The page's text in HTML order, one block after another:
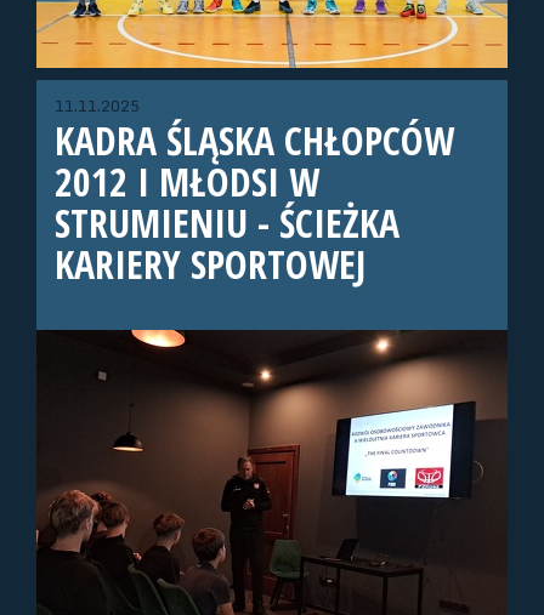
11.11.2025
KADRA ŚLĄSKA CHŁOPCÓW
2012 I MŁODSI W
STRUMIENIU - ŚCIEŻKA
KARIERY SPORTOWEJ